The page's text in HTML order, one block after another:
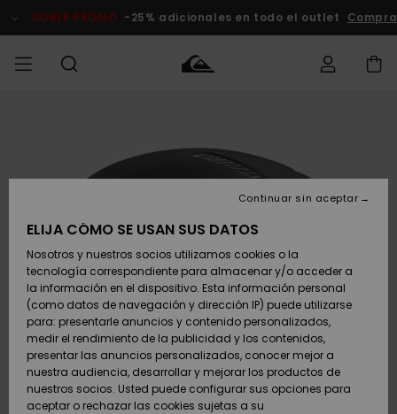
del
DOBLE PROMO -25% adicionales en todo el outlet
Zapatos y
chanclas
Surf
Snow
Zapatos y
chanclas
Surf
Snow
Destacados
Snow
SURF
Highlights
Comunidad
SNOW
Hombre
Snow Niños
Tienda
Snow Mujer
Destacados
DOBLE
PROMO
Outlet
Mujer
Envio
Devoluciones
Pago
Tarjeta de
regalo
Quiksilver
Freedom
ELIJA CÓMO SE USAN SUS DATOS
Nosotros y nuestros socios utilizamos cookies o la
tecnología correspondiente para almacenar y/o acceder a
la información en el dispositivo. Esta información personal
(como datos de navegación y dirección IP) puede utilizarse
para: presentarle anuncios y contenido personalizados,
medir el rendimiento de la publicidad y los contenidos,
presentar las anuncios personalizados, conocer mejor a
nuestra audiencia, desarrollar y mejorar los productos de
nuestros socios. Usted puede configurar sus opciones para
aceptar o rechazar las cookies sujetas a su
Continuar sin aceptar